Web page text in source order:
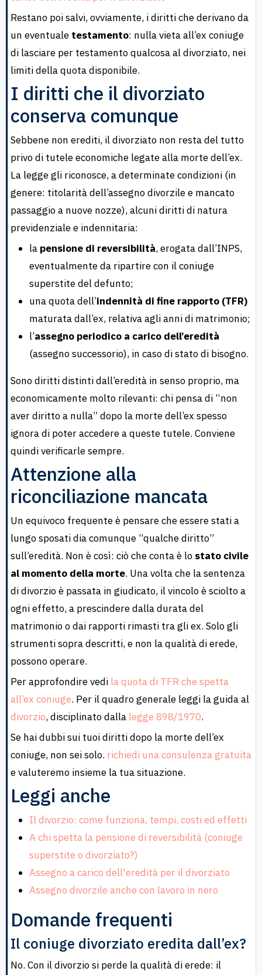
Restano poi salvi, ovviamente, i diritti che derivano da
un eventuale testamento: nulla vieta all’ex coniuge
di lasciare per testamento qualcosa al divorziato, nei
limiti della quota disponibile.
I diritti che il divorziato
conserva comunque
Sebbene non erediti, il divorziato non resta del tutto
privo di tutele economiche legate alla morte dell’ex.
La legge gli riconosce, a determinate condizioni (in
genere: titolarità dell’assegno divorzile e mancato
passaggio a nuove nozze), alcuni diritti di natura
previdenziale e indennitaria:
la pensione di reversibilità, erogata dall’INPS,
eventualmente da ripartire con il coniuge
superstite del defunto;
una quota dell’indennità di fine rapporto (TFR)
maturata dall’ex, relativa agli anni di matrimonio;
l’assegno periodico a carico dell’eredità
(assegno successorio), in caso di stato di bisogno.
Sono diritti distinti dall’eredità in senso proprio, ma
economicamente molto rilevanti: chi pensa di “non
aver diritto a nulla” dopo la morte dell’ex spesso
ignora di poter accedere a queste tutele. Conviene
quindi verificarle sempre.
Attenzione alla
riconciliazione mancata
Un equivoco frequente è pensare che essere stati a
lungo sposati dia comunque “qualche diritto”
sull’eredità. Non è così: ciò che conta è lo stato civile
al momento della morte. Una volta che la sentenza
di divorzio è passata in giudicato, il vincolo è sciolto a
ogni effetto, a prescindere dalla durata del
matrimonio o dai rapporti rimasti tra gli ex. Solo gli
strumenti sopra descritti, e non la qualità di erede,
possono operare.
Per approfondire vedi la quota di TFR che spetta
all’ex coniuge. Per il quadro generale leggi la guida al
divorzio, disciplinato dalla legge 898/1970.
Se hai dubbi sui tuoi diritti dopo la morte dell’ex
coniuge, non sei solo. richiedi una consulenza gratuita
e valuteremo insieme la tua situazione.
Leggi anche
Il divorzio: come funziona, tempi, costi ed effetti
A chi spetta la pensione di reversibilità (coniuge
superstite o divorziato?)
Assegno a carico dell'eredità per il divorziato
Assegno divorzile anche con lavoro in nero
Domande frequenti
Il coniuge divorziato eredita dall’ex?
No. Con il divorzio si perde la qualità di erede: il